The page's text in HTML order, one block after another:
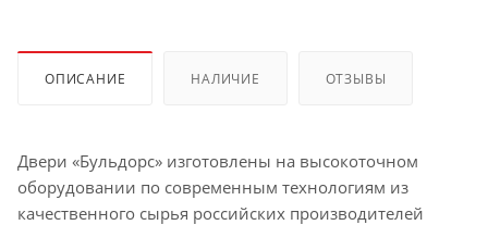
ОПИСАНИЕ НАЛИЧИЕ ОТЗЫВЫ
Двери «Бульдорс» изготовлены на высокоточном
оборудовании по современным технологиям из
качественного сырья российских производителей